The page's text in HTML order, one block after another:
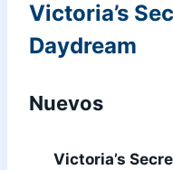
Victoria’s
Daydream
Nuevos
Victoria’s